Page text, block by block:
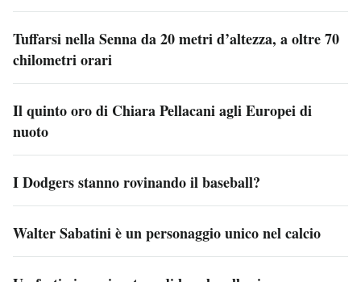
Tuffarsi nella Senna da 20 metri d’altezza, a oltre 70
chilometri orari
Il quinto oro di Chiara Pellacani agli Europei di
nuoto
I Dodgers stanno rovinando il baseball?
Walter Sabatini è un personaggio unico nel calcio